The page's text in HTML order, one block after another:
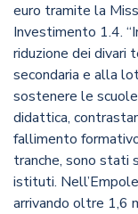
euro tramite la
Investimento 1.4.
riduzione dei divari
secondaria e alla
sostenere le
didattica,
fallimento
tranche, sono stati
istituti.
arrivando oltre 1,6